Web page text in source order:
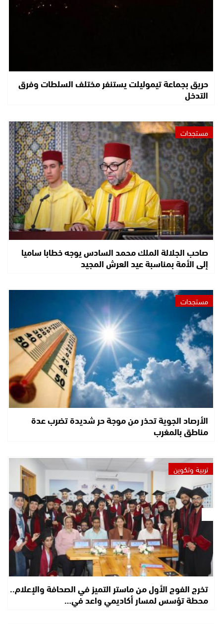
حريق بجماعة تيموليلت يستنفر مختلف السلطات وفرق
التدخل
مستجدات
صاحب الجلالة الملك محمد السادس يوجه خطابا ساميا
إلى الأمة بمناسبة عيد العرش المجيد
مستجدات
الأرصاد الجوية تحذر من موجة حر شديدة تضرب عدة
مناطق بالمغرب
تربية وتكوين
تخرج الفوج الأول من ماستر التميز في الصحافة والإعلام..
محطة تؤسس لمسار أكاديمي واعد في…